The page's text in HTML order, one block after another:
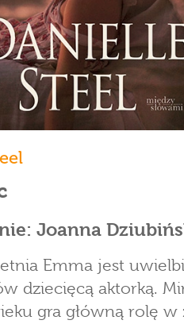
Joanna
Emma jest
dziecięcą aktorką.
gra główną rolę w